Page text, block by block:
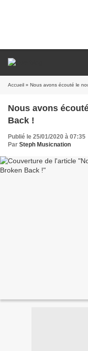
Accueil » Nous avons écouté le
Nous avons
Back !
Publié le 25/01/2020 à 07:35
Par Steph Musicnation